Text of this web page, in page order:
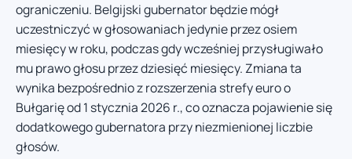
ograniczeniu. Belgijski gubernator będzie mógł
uczestniczyć w głosowaniach jedynie przez osiem
miesięcy w roku, podczas gdy wcześniej przysługiwało
mu prawo głosu przez dziesięć miesięcy. Zmiana ta
wynika bezpośrednio z rozszerzenia strefy euro o
Bułgarię od 1 stycznia 2026 r., co oznacza pojawienie się
dodatkowego gubernatora przy niezmienionej liczbie
głosów.